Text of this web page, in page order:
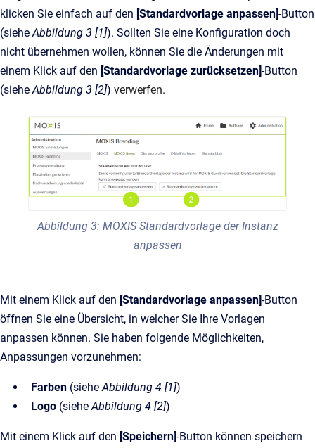
klicken Sie einfach auf den [Standardvorlage anpassen]-Button
(sieheAbbildung 3 [1]). Sollten Sie eine Konfiguration doch
nicht übernehmen wollen, können Sie die Änderungen mit
einem Klick auf den [Standardvorlage zurücksetzen]-Button
(sieheAbbildung 3 [2]) verwerfen.
Abbildung 3: MOXIS Standardvorlage der Instanz
anpassen
Mit einem Klick auf den [Standardvorlage anpassen]-Button
öffnen Sie eine Übersicht, in welcher Sie Ihre Vorlagen
anpassen können. Sie haben folgende Möglichkeiten,
Anpassungen vorzunehmen:
Farben (siehe Abbildung 4 [1])
Logo (siehe Abbildung 4 [2])
Mit einem Klick auf den [Speichern]-Button können speichern